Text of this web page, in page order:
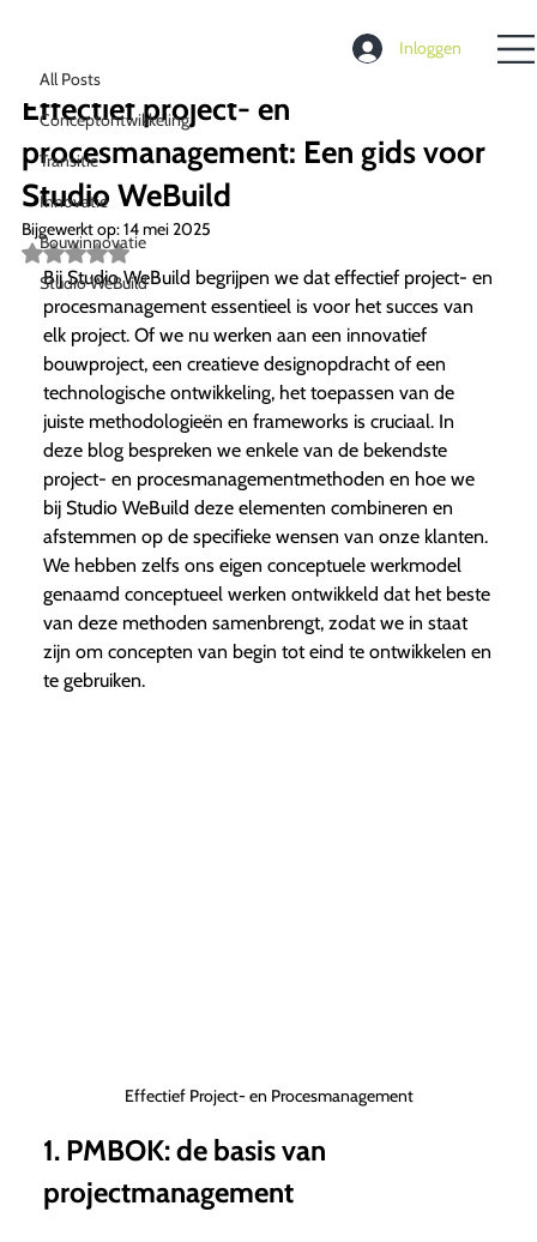
Inloggen
All Posts
Conceptontwikkeling
Transitie
Innovatie
Bouwinnovatie
Studio WeBuild
Effectief project- en
procesmanagement: Een gids voor
Studio WeBuild
4 minuten om te lezen
Bijgewerkt op:14 mei 2025
Beoordeeld
met
NaN
uit
5
sterren.
Bij Studio WeBuild begrijpen we dat effectief project- en
procesmanagement essentieel is voor het succes van
elk project. Of we nu werken aan een innovatief
bouwproject, een creatieve designopdracht of een
technologische ontwikkeling, het toepassen van de
juiste methodologieën en frameworks is cruciaal. In
deze blog bespreken we enkele van de bekendste
project- en procesmanagementmethoden en hoe we
bij Studio WeBuild deze elementen combineren en
afstemmen op de specifieke wensen van onze klanten.
We hebben zelfs ons eigen conceptuele werkmodel
genaamd conceptueel werken ontwikkeld dat het beste
van deze methoden samenbrengt, zodat we in staat
zijn om concepten van begin tot eind te ontwikkelen en
te gebruiken.
Effectief Project- en Procesmanagement
1. PMBOK: de basis van
projectmanagement